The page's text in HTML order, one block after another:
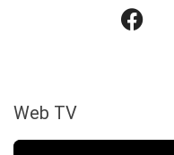
Web TV